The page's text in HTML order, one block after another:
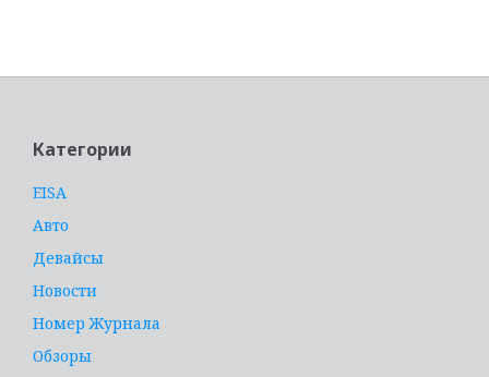
Категории
EISA
Авто
Девайсы
Новости
Номер Журнала
Обзоры